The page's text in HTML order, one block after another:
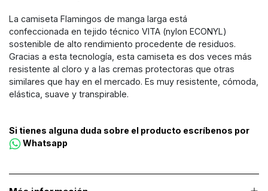
La camiseta Flamingos de manga larga está
confeccionada en tejido técnico VITA (nylon ECONYL)
sostenible de alto rendimiento procedente de residuos.
Gracias a esta tecnología, esta camiseta es dos veces más
resistente al cloro y a las cremas protectoras que otras
similares que hay en el mercado. Es muy resistente, cómoda,
elástica, suave y transpirable.
Si tienes alguna duda sobre el producto escríbenos por
Whatsapp